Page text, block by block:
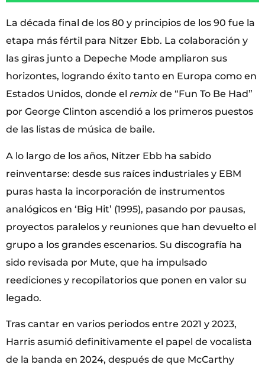
La década final de los 80 y principios de los 90 fue la
etapa más fértil para Nitzer Ebb. La colaboración y
las giras junto a Depeche Mode ampliaron sus
horizontes, logrando éxito tanto en Europa como en
Estados Unidos, donde el remix de “Fun To Be Had”
por George Clinton ascendió a los primeros puestos
de las listas de música de baile.​​
A lo largo de los años, Nitzer Ebb ha sabido
reinventarse: desde sus raíces industriales y EBM
puras hasta la incorporación de instrumentos
analógicos en ‘Big Hit’ (1995), pasando por pausas,
proyectos paralelos y reuniones que han devuelto el
grupo a los grandes escenarios.​​ Su discografía ha
sido revisada por Mute, que ha impulsado
reediciones y recopilatorios que ponen en valor su
legado.
Tras cantar en varios periodos entre 2021 y 2023,
Harris asumió definitivamente el papel de vocalista
de la banda en 2024, después de que McCarthy